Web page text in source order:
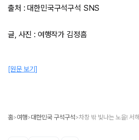
출처 : 대한민국구석구석 SNS
글, 사진 : 여행작가 김정흠​
[원문 보기]
홈>여행>대한민국 구석구석>차창 밖 빛나는 노을! 서